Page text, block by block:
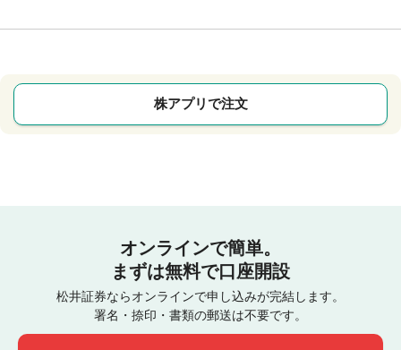
株アプリで注文
オンラインで簡単。
まずは無料で口座開設
松井証券ならオンラインで申し込みが完結します。
署名・捺印・書類の郵送は不要です。